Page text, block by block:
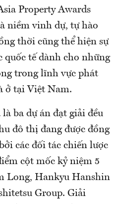
Property Awards
niềm vinh dự, tự hào
thời cũng thể hiện sự
quốc tế dành cho những
trong lĩnh vực phát
ở tại Việt Nam.
ba dự án đạt giải đều
đô thị đang được đồng
các đối tác chiến lược
cột mốc kỷ niệm 5
Long, Hankyu Hanshin
Group. Giải